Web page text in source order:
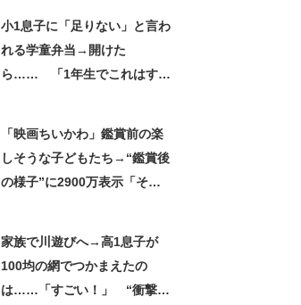
小1息子に「足りない」と言わ
れる学童弁当→開けた
ら…… 「1年生でこれはすご
「映画ちいかわ」鑑賞前の楽
しそうな子どもたち→“鑑賞後
の様子”に2900万表示「そう
家族で川遊びへ→高1息子が
100均の網でつかまえたの
は……「すごい！」 “衝撃の